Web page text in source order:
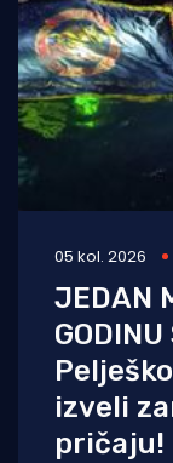
05 kol. 2026
JEDAN
izveli
pričaju!